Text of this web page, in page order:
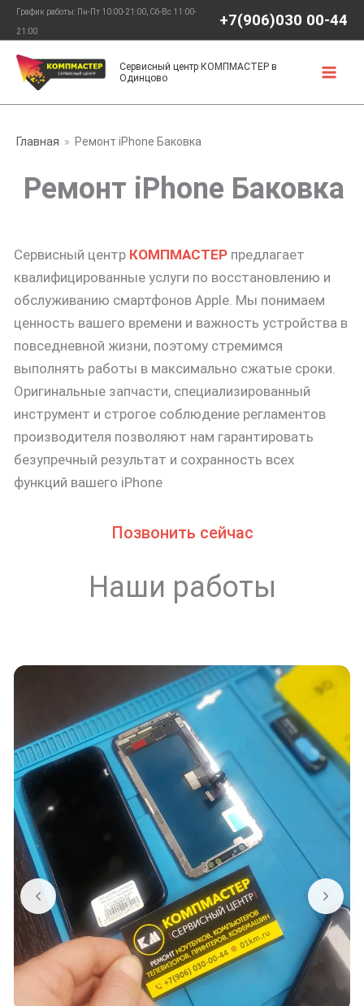
Перейти
содержимому
График работы: Пн-Пт 10:00-21:00, Сб-Вс 11:00-
21:00
+7(906)030 00-44
Сервисный центр КОМПМАСТЕР в
Одинцово
Главная Ремонт iPhone Баковка
Ремонт iPhone Баковка
Сервисный центр КОМПМАСТЕР предлагает
квалифицированные услуги по восстановлению и
обслуживанию смартфонов Apple. Мы понимаем
ценность вашего времени и важность устройства в
повседневной жизни, поэтому стремимся
выполнять работы в максимально сжатые сроки.
Оригинальные запчасти, специализированный
инструмент и строгое соблюдение регламентов
производителя позволяют нам гарантировать
безупречный результат и сохранность всех
функций вашего iPhone
Позвонить сейчас
Наши работы